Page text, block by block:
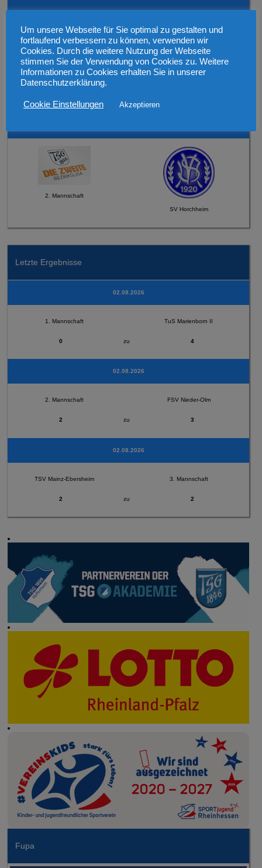
Mittwoch, den 12.08.2026 19:30 Uhr Verbandspokal
2. Mannschaft
SV Horchheim
Letzte Ergebnisse
02.08.2026
1. Mannschaft TuS Marienborn II
0 zu 4
02.08.2026
2. Mannschaft FSV Nieder-Olm
2 zu 3
02.08.2026
TSV Mainz-Ebersheim 3. Mannschaft
2 zu 2
Fupa
Um unsere Webseite für Sie optimal zu gestalten und
fortlaufend verbessern zu können, verwenden wir
Cookies. Durch die weitere Nutzung der Webseite
stimmen Sie der Verwendung von Cookies zu. Weitere
Informationen zu Cookies erhalten Sie in unserer
Datenschutzerklärung.
Cookie Einstellungen Akzeptieren